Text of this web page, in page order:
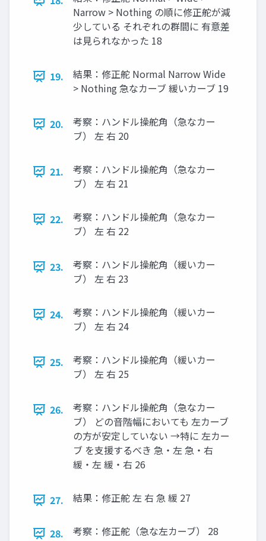
Narrow > Nothing の順に修正舵が減
少している それぞれの群間に 有意差
は⾒られなかった 18
19.
結果：修正舵 Normal Narrow Wide
> Nothing 急なカーブ 緩いカーブ 19
20.
考察：ハンドル操舵⾓（急なカー
ブ） 左 右 20
21.
考察：ハンドル操舵⾓（急なカー
ブ） 左 右 21
22.
考察：ハンドル操舵⾓（急なカー
ブ） 左 右 22
23.
考察：ハンドル操舵⾓（緩いカー
ブ） 左 右 23
24.
考察：ハンドル操舵⾓（緩いカー
ブ） 左 右 24
25.
考察：ハンドル操舵⾓（緩いカー
ブ） 左 右 25
26.
考察：ハンドル操舵⾓（急なカー
ブ） どの⾳階幅においても 左カーブ
の⽅が安定していない →特に 左カー
ブ を⽀援するべき 急・左 急・右
緩・左 緩・右 26
27. 結果：修正舵 左 右 急 緩 27
28. 考察：修正舵（急な左カーブ） 28